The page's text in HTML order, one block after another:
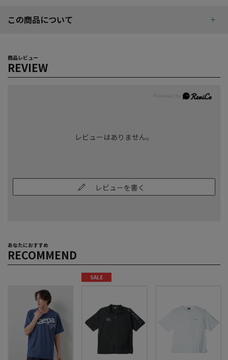
この商品について
商品レビュー
REVIEW
レビューはありません。
レビューを書く
あなたにおすすめ
RECOMMEND
SALE